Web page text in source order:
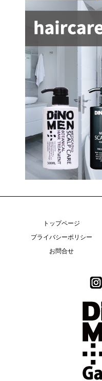
トップページ
プライバシーポリシー
お問合せ